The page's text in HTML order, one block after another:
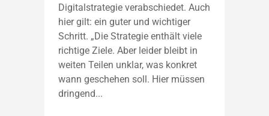
Digitalstrategie verabschiedet. Auch
hier gilt: ein guter und wichtiger
Schritt. „Die Strategie enthält viele
richtige Ziele. Aber leider bleibt in
weiten Teilen unklar, was konkret
wann geschehen soll. Hier müssen
dringend...